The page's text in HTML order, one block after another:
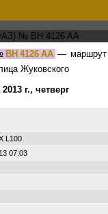
BH 4126 AA — маршрут
Жуковского
г., четверг
L100
07:03